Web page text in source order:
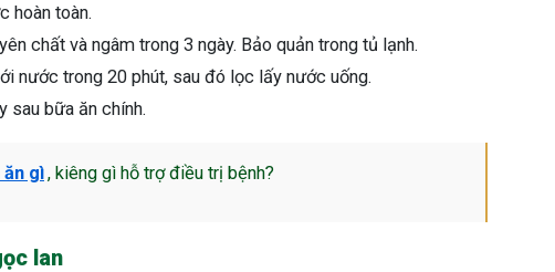
hoàn toàn.
chất và ngâm trong 3 ngày. Bảo quản trong tủ lạnh.
nước trong 20 phút, sau đó lọc lấy nước uống.
sau bữa ăn chính.
ăn gì, kiêng gì hỗ trợ điều trị bệnh?
lan